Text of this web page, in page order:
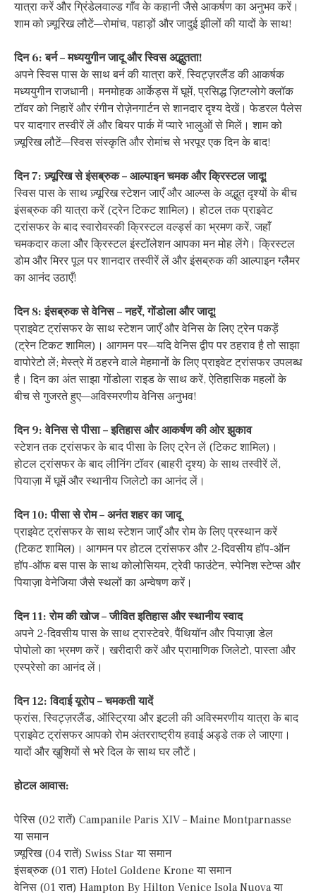
यात्रा करें और ग्रिंडेलवाल्ड गाँव के कहानी जैसे आकर्षण का अनुभव करें।
शाम को ज़्यूरिख लौटें—रोमांच, पहाड़ों और जादुई झीलों की यादों के साथ!
दिन 6: बर्न – मध्ययुगीन जादू और स्विस अद्भुतता!
अपने स्विस पास के साथ बर्न की यात्रा करें, स्विट्ज़रलैंड की आकर्षक
मध्ययुगीन राजधानी। मनमोहक आर्केड्स में घूमें, प्रसिद्ध ज़िटग्लोगे क्लॉक
टॉवर को निहारें और रंगीन रोज़ेनगार्टन से शानदार दृश्य देखें। फेडरल पैलेस
पर यादगार तस्वीरें लें और बियर पार्क में प्यारे भालुओं से मिलें। शाम को
ज़्यूरिख लौटें—स्विस संस्कृति और रोमांच से भरपूर एक दिन के बाद!
दिन 7: ज़्यूरिख से इंसब्रुक – आल्पाइन चमक और क्रिस्टल जादू!
स्विस पास के साथ ज़्यूरिख स्टेशन जाएँ और आल्प्स के अद्भुत दृश्यों के बीच
इंसब्रुक की यात्रा करें (ट्रेन टिकट शामिल)। होटल तक प्राइवेट
ट्रांसफर के बाद स्वारोवस्की क्रिस्टल वर्ल्ड्स का भ्रमण करें, जहाँ
चमकदार कला और क्रिस्टल इंस्टॉलेशन आपका मन मोह लेंगे। क्रिस्टल
डोम और मिरर पूल पर शानदार तस्वीरें लें और इंसब्रुक की आल्पाइन ग्लैमर
का आनंद उठाएँ!
दिन 8: इंसब्रुक से वेनिस – नहरें, गोंडोला और जादू!
प्राइवेट ट्रांसफर के साथ स्टेशन जाएँ और वेनिस के लिए ट्रेन पकड़ें
(ट्रेन टिकट शामिल)। आगमन पर—यदि वेनिस द्वीप पर ठहराव है तो साझा
वापोरेटो लें; मेस्त्रे में ठहरने वाले मेहमानों के लिए प्राइवेट ट्रांसफर उपलब्ध
है। दिन का अंत साझा गोंडोला राइड के साथ करें, ऐतिहासिक महलों के
बीच से गुजरते हुए—अविस्मरणीय वेनिस अनुभव!
दिन 9: वेनिस से पीसा – इतिहास और आकर्षण की ओर झुकाव
स्टेशन तक ट्रांसफर के बाद पीसा के लिए ट्रेन लें (टिकट शामिल)।
होटल ट्रांसफर के बाद लीनिंग टॉवर (बाहरी दृश्य) के साथ तस्वीरें लें,
पियाज़ा में घूमें और स्थानीय जिलेटो का आनंद लें।
दिन 10: पीसा से रोम – अनंत शहर का जादू
प्राइवेट ट्रांसफर के साथ स्टेशन जाएँ और रोम के लिए प्रस्थान करें
(टिकट शामिल)। आगमन पर होटल ट्रांसफर और 2-दिवसीय हॉप-ऑन
हॉप-ऑफ बस पास के साथ कोलोसियम, ट्रेवी फाउंटेन, स्पेनिश स्टेप्स और
पियाज़ा वेनेजिया जैसे स्थलों का अन्वेषण करें।
दिन 11: रोम की खोज – जीवित इतिहास और स्थानीय स्वाद
अपने 2-दिवसीय पास के साथ ट्रास्टेवरे, पैंथियॉन और पियाज़ा डेल
पोपोलो का भ्रमण करें। खरीदारी करें और प्रामाणिक जिलेटो, पास्ता और
एस्प्रेसो का आनंद लें।
दिन 12: विदाई यूरोप – चमकती यादें
फ्रांस, स्विट्ज़रलैंड, ऑस्ट्रिया और इटली की अविस्मरणीय यात्रा के बाद
प्राइवेट ट्रांसफर आपको रोम अंतरराष्ट्रीय हवाई अड्डे तक ले जाएगा।
यादों और खुशियों से भरे दिल के साथ घर लौटें।
होटल आवास:
पेरिस (02 रातें) Campanile Paris XIV – Maine Montparnasse
या समान
ज़्यूरिख (04 रातें) Swiss Star या समान
इंसब्रुक (01 रात) Hotel Goldene Krone या समान
वेनिस (01 रात) Hampton By Hilton Venice Isola Nuova या